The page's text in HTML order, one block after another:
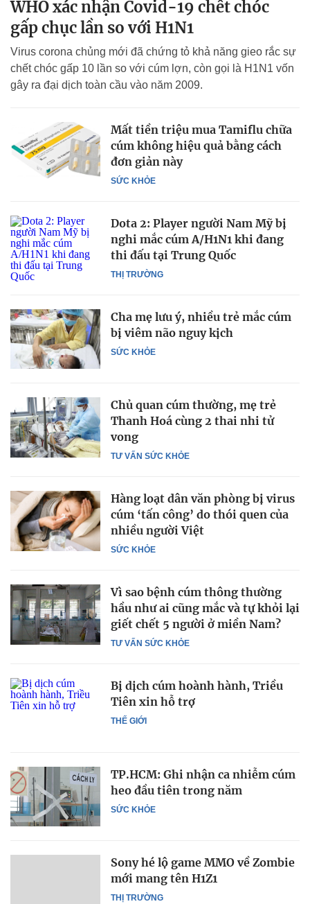
WHO xác nhận Covid-19 chết chóc
gấp chục lần so với H1N1
Virus corona chủng mới đã chứng tỏ khả năng gieo rắc sự
chết chóc gấp 10 lần so với cúm lợn, còn gọi là H1N1 vốn
gây ra đại dịch toàn cầu vào năm 2009.
SỨC KHỎE
Mất tiền triệu mua Tamiflu chữa
cúm không hiệu quả bằng cách
đơn giản này
THỊ TRƯỜNG
Dota 2: Player người Nam Mỹ bị
nghi mắc cúm A/H1N1 khi đang
thi đấu tại Trung Quốc
SỨC KHỎE
Cha mẹ lưu ý, nhiều trẻ mắc cúm
bị viêm não nguy kịch
TƯ VẤN SỨC KHỎE
Chủ quan cúm thường, mẹ trẻ
Thanh Hoá cùng 2 thai nhi tử
vong
SỨC KHỎE
Hàng loạt dân văn phòng bị virus
cúm ‘tấn công’ do thói quen của
nhiều người Việt
TƯ VẤN SỨC KHỎE
Vì sao bệnh cúm thông thường
hầu như ai cũng mắc và tự khỏi lại
giết chết 5 người ở miền Nam?
THẾ GIỚI
Bị dịch cúm hoành hành, Triều
Tiên xin hỗ trợ
SỨC KHỎE
TP.HCM: Ghi nhận ca nhiễm cúm
heo đầu tiên trong năm
THỊ TRƯỜNG
Sony hé lộ game MMO về Zombie
mới mang tên H1Z1